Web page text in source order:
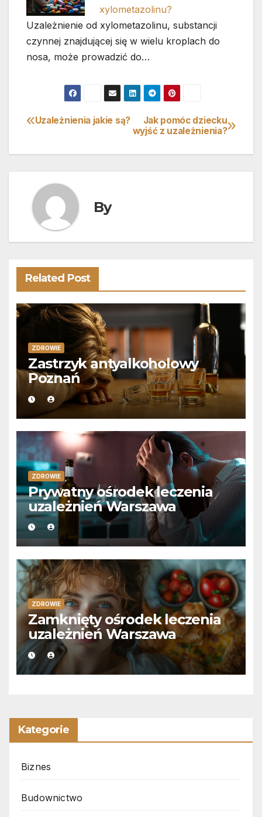
xylometazolinu?
Uzależnienie od xylometazolinu, substancji
czynnej znajdującej się w wielu kroplach do
nosa, może prowadzić do…
Nawigacja
wpisu
Jak pomóc dziecku
wyjść z uzależnienia?
Uzależnienia jakie są?
By
Related Post
ZDROWIE
Zastrzyk antyalkoholowy
Poznań
ZDROWIE
Prywatny ośrodek leczenia
uzależnień Warszawa
ZDROWIE
Zamknięty ośrodek leczenia
uzależnień Warszawa
Kategorie
Biznes
Budownictwo